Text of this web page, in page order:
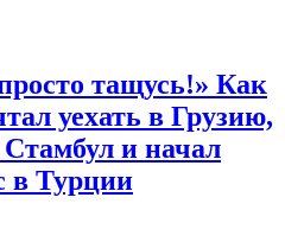
тащусь!» Как
уехать в Грузию,
и начал
в Турции